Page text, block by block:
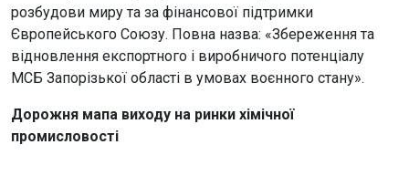
розбудови миру та за фінансової підтримки
Європейського Союзу. Повна назва: «Збереження та
відновлення експортного і виробничого потенціалу
МСБ Запорізької області в умовах воєнного стану».
Дорожня мапа виходу на ринки хімічної
промисловості